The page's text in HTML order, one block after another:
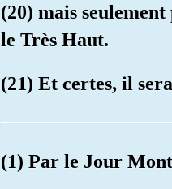
(20) mais
le Très Haut.
(21) Et certes, il
(1) Par le Jour